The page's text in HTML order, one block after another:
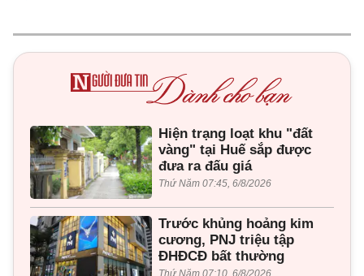
Hiện trạng loạt khu "đất
vàng" tại Huế sắp được
đưa ra đấu giá
Thứ Năm 07:45, 6/8/2026
Trước khủng hoảng kim
cương, PNJ triệu tập
ĐHĐCĐ bất thường
Thứ Năm 07:10, 6/8/2026